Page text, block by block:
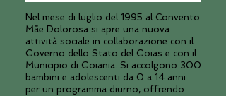
Nel mese di luglio del 1995 al Convento
Mãe Dolorosa si apre una nuova
attività sociale in collaborazione con il
Governo dello Stato del Goias e con il
Municipio di Goiania. Si accolgono 300
bambini e adolescenti da 0 a 14 anni
per un programma diurno, offrendo